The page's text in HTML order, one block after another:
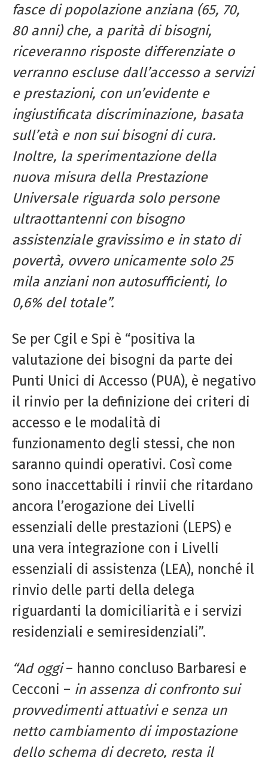
fasce di popolazione anziana (65, 70,
80 anni) che, a parità di bisogni,
riceveranno risposte differenziate o
verranno escluse dall’accesso a servizi
e prestazioni, con un’evidente e
ingiustificata discriminazione, basata
sull’età e non sui bisogni di cura.
Inoltre, la sperimentazione della
nuova misura della Prestazione
Universale riguarda solo persone
ultraottantenni con bisogno
assistenziale gravissimo e in stato di
povertà, ovvero unicamente solo 25
mila anziani non autosufficienti, lo
0,6% del totale”.
Se per Cgil e Spi è “positiva la
valutazione dei bisogni da parte dei
Punti Unici di Accesso (PUA), è negativo
il rinvio per la definizione dei criteri di
accesso e le modalità di
funzionamento degli stessi, che non
saranno quindi operativi. Così come
sono inaccettabili i rinvii che ritardano
ancora l’erogazione dei Livelli
essenziali delle prestazioni (LEPS) e
una vera integrazione con i Livelli
essenziali di assistenza (LEA), nonché il
rinvio delle parti della delega
riguardanti la domiciliarità e i servizi
residenziali e semiresidenziali”.
“Ad oggi– hanno concluso Barbaresi e
Cecconi – in assenza di confronto sui
provvedimenti attuativi e senza un
netto cambiamento di impostazione
dello schema di decreto, resta il